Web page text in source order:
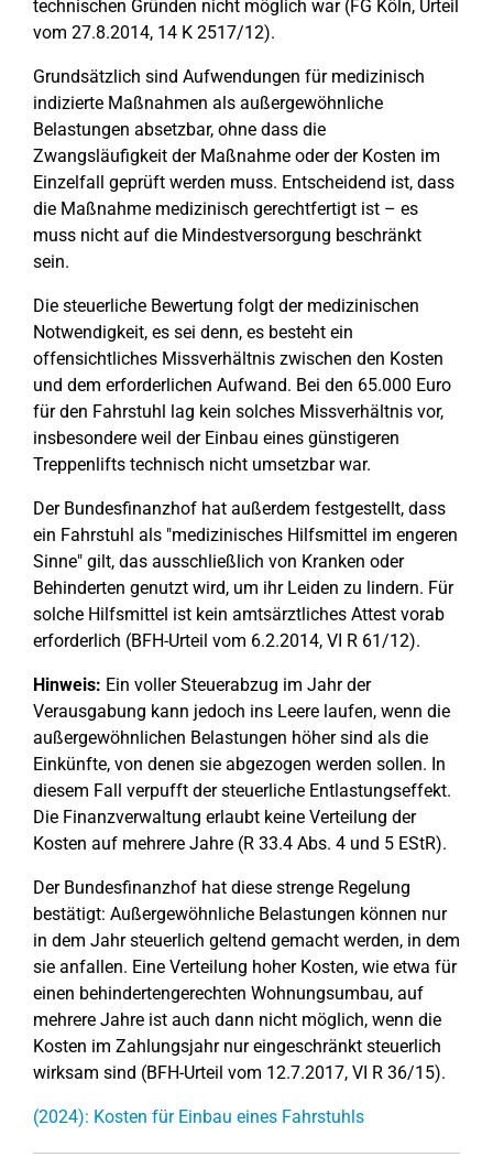
technischen Gründen nicht möglich war (FG Köln, Urteil
vom 27.8.2014, 14 K 2517/12).
Grundsätzlich sind Aufwendungen für medizinisch
indizierte Maßnahmen als außergewöhnliche
Belastungen absetzbar, ohne dass die
Zwangsläufigkeit der Maßnahme oder der Kosten im
Einzelfall geprüft werden muss. Entscheidend ist, dass
die Maßnahme medizinisch gerechtfertigt ist – es
muss nicht auf die Mindestversorgung beschränkt
sein.
Die steuerliche Bewertung folgt der medizinischen
Notwendigkeit, es sei denn, es besteht ein
offensichtliches Missverhältnis zwischen den Kosten
und dem erforderlichen Aufwand. Bei den 65.000 Euro
für den Fahrstuhl lag kein solches Missverhältnis vor,
insbesondere weil der Einbau eines günstigeren
Treppenlifts technisch nicht umsetzbar war.
Der Bundesfinanzhof hat außerdem festgestellt, dass
ein Fahrstuhl als "medizinisches Hilfsmittel im engeren
Sinne" gilt, das ausschließlich von Kranken oder
Behinderten genutzt wird, um ihr Leiden zu lindern. Für
solche Hilfsmittel ist kein amtsärztliches Attest vorab
erforderlich (BFH-Urteil vom 6.2.2014, VI R 61/12).
Hinweis: Ein voller Steuerabzug im Jahr der
Verausgabung kann jedoch ins Leere laufen, wenn die
außergewöhnlichen Belastungen höher sind als die
Einkünfte, von denen sie abgezogen werden sollen. In
diesem Fall verpufft der steuerliche Entlastungseffekt.
Die Finanzverwaltung erlaubt keine Verteilung der
Kosten auf mehrere Jahre (R 33.4 Abs. 4 und 5 EStR).
Der Bundesfinanzhof hat diese strenge Regelung
bestätigt: Außergewöhnliche Belastungen können nur
in dem Jahr steuerlich geltend gemacht werden, in dem
sie anfallen. Eine Verteilung hoher Kosten, wie etwa für
einen behindertengerechten Wohnungsumbau, auf
mehrere Jahre ist auch dann nicht möglich, wenn die
Kosten im Zahlungsjahr nur eingeschränkt steuerlich
wirksam sind (BFH-Urteil vom 12.7.2017, VI R 36/15).
(2024): Kosten für Einbau eines Fahrstuhls